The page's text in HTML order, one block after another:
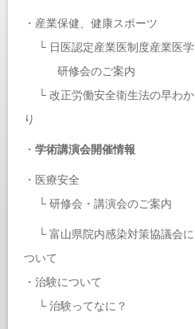
・ 産業保健、健康スポーツ
└ 日医認定産業医制度産業医学
研修会のご案内
└ 改正労働安全衛生法の早わか
り
・ 学術講演会開催情報
・ 医療安全
└ 研修会・講演会のご案内
└ 富山県院内感染対策協議会に
ついて
・ 治験について
└ 治験ってなに？